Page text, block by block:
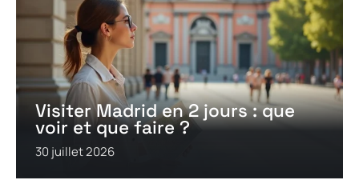
Visiter Madrid en 2 jours : que
voir et que faire ?
30 juillet 2026